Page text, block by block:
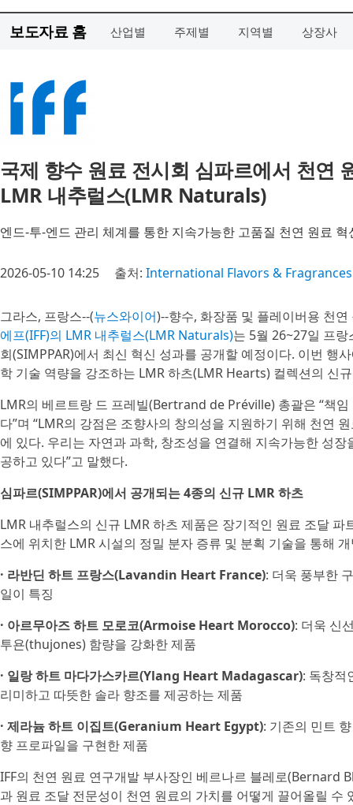
보도자료 홈 산업별 주제별 지역별 상장사
국제 향수 원료 전시회 심파르에서 천연
LMR 내추럴스(LMR Naturals)
엔드‑투‑엔드 관리 체계를 통한 지속가능한 고품질 천연 원료 혁
2026-05-10 14:25 출처: International Flavors & Fragrances
그라스, 프랑스--(뉴스와이어)--향수, 화장품 및 플레이버용 천
에프(IFF)의 LMR 내추럴스(LMR Naturals)는 5월 26~27일 프
회(SIMPPAR)에서 최신 혁신 성과를 공개할 예정이다. 이번 행
학 기술 역량을 강조하는 LMR 하츠(LMR Hearts) 컬렉션의 신
LMR의 베르트랑 드 프레빌(Bertrand de Préville) 총괄은 “책
다”며 “LMR의 강점은 조향사의 창의성을 지원하기 위해 천연
에 있다. 우리는 자연과 과학, 창조성을 연결해 지속가능한 성
공하고 있다”고 말했다.
심파르(SIMPPAR)에서 공개되는 4종의 신규 LMR 하츠
LMR 내추럴스의 신규 LMR 하츠 제품은 장기적인 원료 조달
스에 위치한 LMR 시설의 정밀 분자 증류 및 분획 기술을 통해
· 라반딘 하트 프랑스(Lavandin Heart France): 더욱 풍부한
일이 특징
· 아르무아즈 하트 모로코(Armoise Heart Morocco): 더욱 신
투욘(thujones) 함량을 강화한 제품
· 일랑 하트 마다가스카르(Ylang Heart Madagascar): 독창적
리미하고 따뜻한 솔라 향조를 제공하는 제품
· 제라늄 하트 이집트(Geranium Heart Egypt): 기존의 민트
향 프로파일을 구현한 제품
IFF의 천연 원료 연구개발 부사장인 베르나르 블레로(Bernard
과 원료 조달 전문성이 천연 원료의 가치를 어떻게 끌어올릴 수